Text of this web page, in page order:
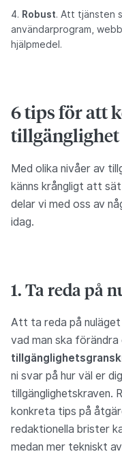
Robust. Att tjänsten
användarprogram,
hjälpmedel.
6 tips för att
tillgänglighet
Med olika nivåer av
känns krångligt att
delar vi med oss av
idag.
1. Ta reda på
Att ta reda på
vad man ska
ni svar på hur väl er
tillgänglighetskraven.
konkreta tips på
redaktionella brister
medan mer tekniskt